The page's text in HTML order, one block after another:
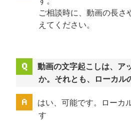
ご相談時に、動画の長さ
えてください。
動画の文字起こしは、ア
か。それとも、ローカル
はい、可能です。ローカ
す